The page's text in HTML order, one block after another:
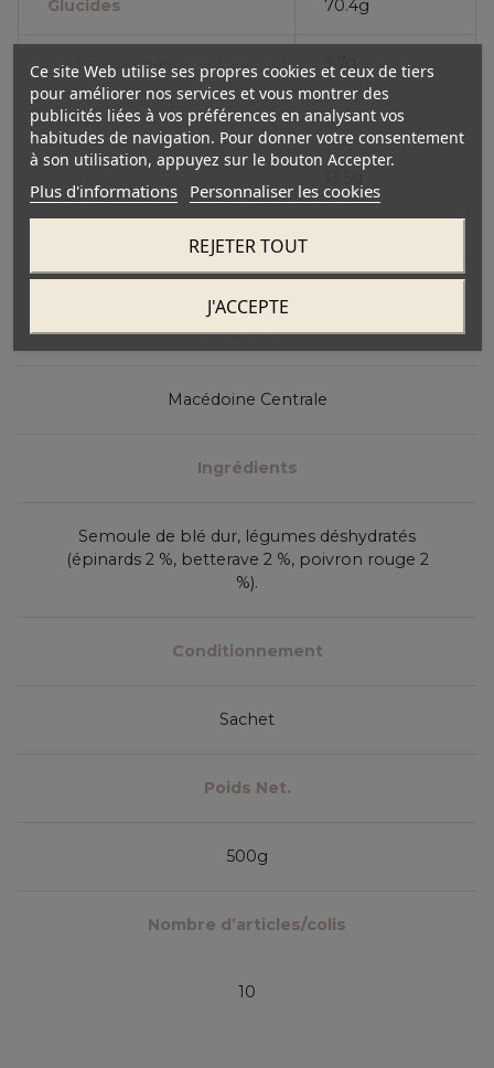
Glucides 70.4g
dont sucres 3.7g
Fibres 1g
Régions de Grèce
Macédoine Centrale
Ingrédients
Semoule de blé dur, légumes déshydratés
(épinards 2 %, betterave 2 %, poivron rouge 2
%).
Conditionnement
Sachet
Poids Net.
500g
Nombre d’articles/colis
10
Ce site Web utilise ses propres cookies et ceux de tiers
pour améliorer nos services et vous montrer des
publicités liées à vos préférences en analysant vos
habitudes de navigation. Pour donner votre consentement
à son utilisation, appuyez sur le bouton Accepter.
Plus d'informations Personnaliser les cookies
REJETER TOUT
J'ACCEPTE